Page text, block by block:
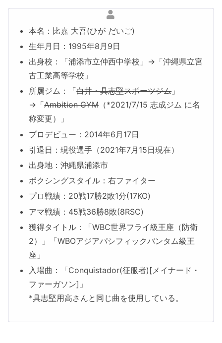
本名：比嘉 大吾(ひが だいご)
生年月日：1995年8月9日
出身校：「浦添市立仲西中学校」→「沖縄県立宮
古工業高等学校」
所属ジム：「白井・具志堅スポーツジム」
→「Ambition GYM（*2021/7/15 志成ジム に名
称変更）」
プロデビュー：2014年6月17日
引退日：現役選手（2021年7月15日現在）
出身地：沖縄県浦添市
ボクシングスタイル：右ファイター
プロ戦績：20戦17勝2敗1分(17KO)
アマ戦績：45戦36勝8敗(8RSC)
獲得タイトル：「WBC世界フライ級王座（防衛
2）」「WBOアジアパシフィックバンタム級王
座」
入場曲：「Conquistador(征服者)[メイナード・
ファーガソン]」
*具志堅用高さんと同じ曲を使用している。